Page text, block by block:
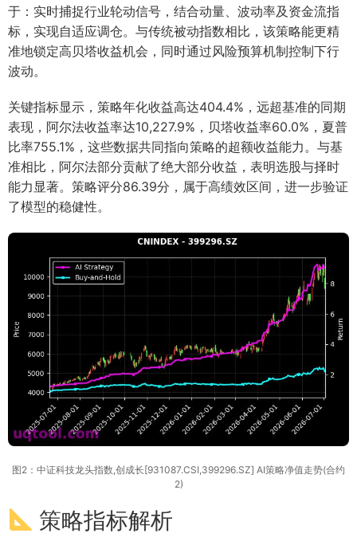
于：实时捕捉行业轮动信号，结合动量、波动率及资金流指
标，实现自适应调仓。与传统被动指数相比，该策略能更精
准地锁定高贝塔收益机会，同时通过风险预算机制控制下行
波动。
关键指标显示，策略年化收益高达404.4%，远超基准的同期
表现，阿尔法收益率达10,227.9%，贝塔收益率60.0%，夏普
比率755.1%，这些数据共同指向策略的超额收益能力。与基
准相比，阿尔法部分贡献了绝大部分收益，表明选股与择时
能力显著。策略评分86.39分，属于高绩效区间，进一步验证
了模型的稳健性。
图2：中证科技龙头指数,创成长[931087.CSI,399296.SZ] AI策略净值走势(合约
2)
策略指标解析